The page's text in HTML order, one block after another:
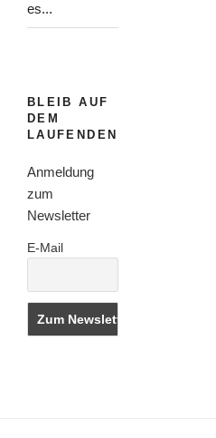
es...
BLEIB AUF
DEM
LAUFENDEN
Anmeldung
zum
Newsletter
E-Mail